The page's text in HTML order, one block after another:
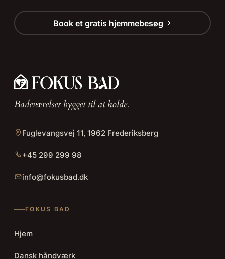
Book et gratis hjemmebesøg
Badeværelser bygget til at holde.
Fuglevangsvej 11, 1962 Frederiksberg
+45 299 299 98
info@fokusbad.dk
FOKUS BAD
Hjem
Dansk håndværk